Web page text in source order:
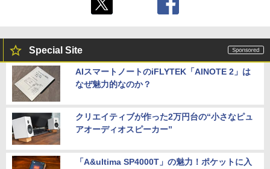
Special Site
AIスマートノートのiFLYTEK「AINOTE 2」は
なぜ魅力的なのか？
クリエイティブが作った2万円台の“小さなピュ
アオーディオスピーカー”
「A&ultima SP4000T」の魅力！ポケットに入